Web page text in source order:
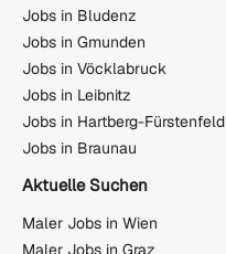
Jobs in Bludenz
Jobs in Gmunden
Jobs in Vöcklabruck
Jobs in Leibnitz
Jobs in Hartberg-Fürstenfeld
Jobs in Braunau
Aktuelle Suchen
Maler Jobs in Wien
Maler Jobs in Graz